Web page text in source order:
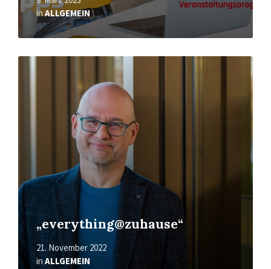
inALLGEMEIN
„everything@zuhause“
21. November 2022
in ALLGEMEIN
Mehr